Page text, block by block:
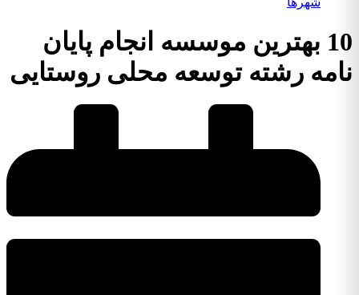
10 بهترین موسسه انجام پایان
نامه رشته توسعه محلی روستایی